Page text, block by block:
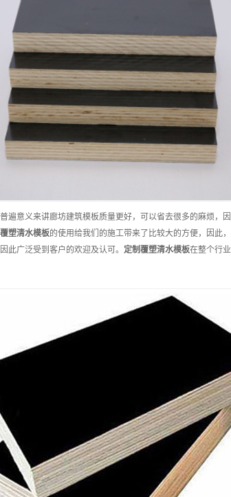
遍意义来讲廊坊建筑模板质量更好，可以省去很多的麻烦，
覆塑清水模板的使用给我们的施工带来了比较大的方便，因此
此广泛受到客户的欢迎及认可。 定制覆塑清水模板在整个行